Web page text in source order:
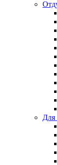
Для